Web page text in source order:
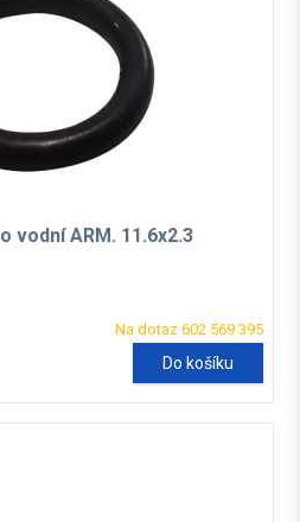
vodní ARM. 11.6x2.3
Na dotaz 602 569 395
Do košíku